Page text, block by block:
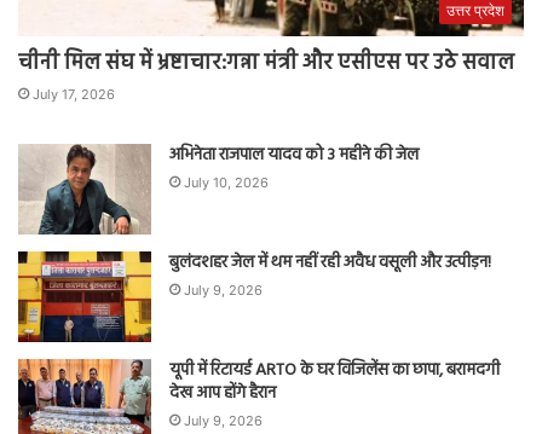
उत्तर प्रदेश
चीनी मिल संघ में भ्रष्टाचार:गन्ना मंत्री और एसीएस पर उठे सवाल
July 17, 2026
अभिनेता राजपाल यादव को 3 महीने की जेल
July 10, 2026
बुलंदशहर जेल में थम नहीं रही अवैध वसूली और उत्पीड़न!
July 9, 2026
यूपी में रिटायर्ड ARTO के घर विजिलेंस का छापा, बरामदगी
देख आप होंगे हैरान
July 9, 2026